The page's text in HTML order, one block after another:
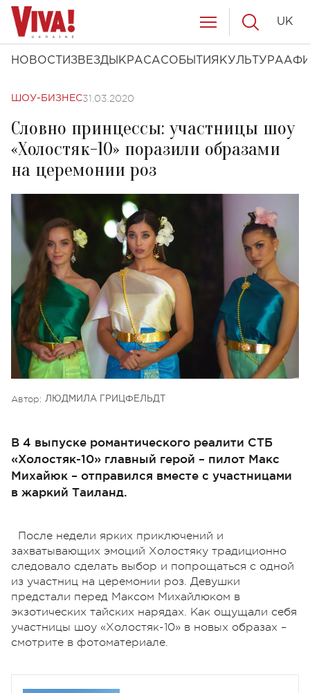
НОВОСТИ ЗВЕЗДЫ КРАСАСОБЫТИЯ КУЛЬТУРА
UK
ШОУ-БИЗНЕС31.03.2020
Словно принцессы: участницы шоу
«Холостяк-10» поразили образами
на церемонии роз
Автор: ЛЮДМИЛА ГРИЦФЕЛЬДТ
В 4 выпуске романтического реалити СТБ
«Холостяк-10» главный герой – пилот Макс
Михайюк – отправился вместе с участницами
в жаркий Таиланд.
После недели ярких приключений и
захватывающих эмоций Холостяку традиционно
следовало сделать выбор и попрощаться с одной
из участниц на церемонии роз. Девушки
предстали перед Максом Михайлюком в
экзотических тайских нарядах. Как ощущали себя
участницы шоу «Холостяк-10» в новых образах –
смотрите в фотоматериале.